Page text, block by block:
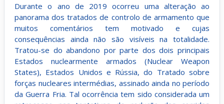
Durante o ano de 2019 ocorreu uma alteração ao
panorama dos tratados de controlo de armamento que
muitos comentários tem motivado e cujas
consequências ainda não são visíveis na totalidade.
Tratou-se do abandono por parte dos dois principais
Estados nuclearmente armados (Nuclear Weapon
States), Estados Unidos e Rússia, do Tratado sobre
forças nucleares intermédias, assinado ainda no período
da Guerra Fria. Tal ocorrência tem sido considerada um